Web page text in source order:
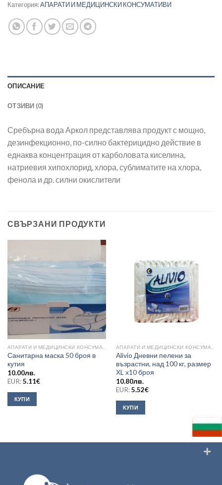
Категория:АПАРАТИ И МЕДИЦИНСКИ КОНСУМАТИВИ
ОПИСАНИЕ
ОТЗИВИ (0)
Сребърна вода Аркол представлява продукт с мощно,
дезинфекционно, по-силно бактерицидно действие в
еднаква концентрация от карболовата киселина,
натриевия хипохлорид, хлора, сублиматите на хлора,
фенола и др. силни окислители
СВЪРЗАНИ ПРОДУКТИ
Санитарна маска 50 броя в
кутия
10.00лв.
EUR:5.11€
КУПИ
Alivio Дневни пелени за
възрастни, над 100 кг, размер
ХL х10 броя
10.80лв.
EUR:5.52€
КУПИ